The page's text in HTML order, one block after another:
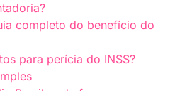
completo do benefício do
para perícia do INSS?